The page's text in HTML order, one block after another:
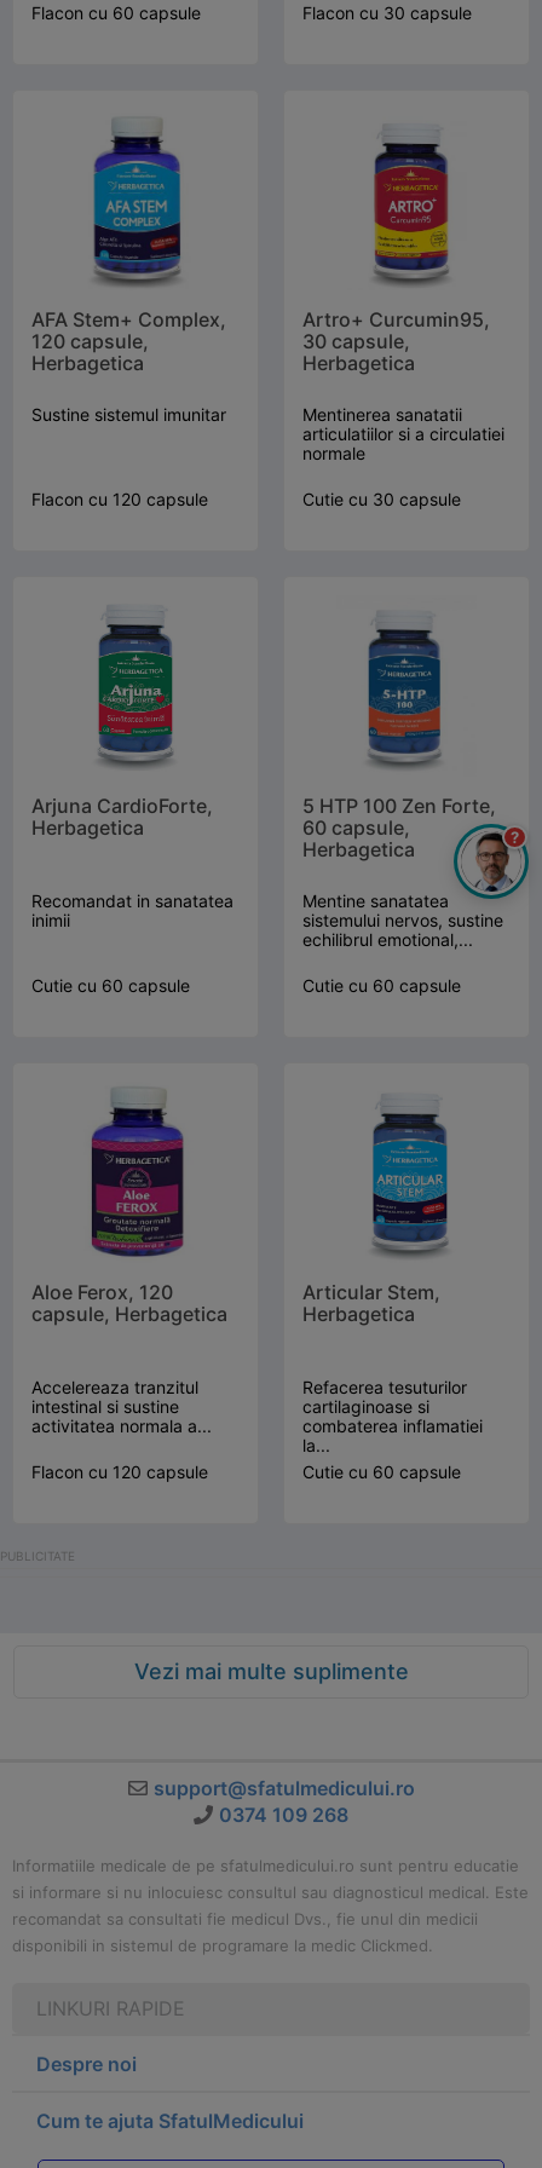
Flacon cu 60 capsule Flacon cu 30 capsule
AFA Stem+ Complex,
120 capsule,
Herbagetica
Sustine sistemul imunitar
Flacon cu 120 capsule
Artro+ Curcumin95,
30 capsule,
Herbagetica
Mentinerea sanatatii
articulatiilor si a circulatiei
normale
Cutie cu 30 capsule
Arjuna CardioForte,
Herbagetica
Recomandat in sanatatea
inimii
Cutie cu 60 capsule
5 HTP 100 Zen Forte,
60 capsule,
Herbagetica
Mentine sanatatea
sistemului nervos, sustine
echilibrul emotional,...
Cutie cu 60 capsule
Aloe Ferox, 120
capsule, Herbagetica
Accelereaza tranzitul
intestinal si sustine
activitatea normala a...
Flacon cu 120 capsule
Articular Stem,
Herbagetica
Refacerea tesuturilor
cartilaginoase si
combaterea inflamatiei
la...
Cutie cu 60 capsule
Vezi mai multe suplimente
support@sfatulmedicului.ro
0374 109 268
Informatiile medicale de pe sfatulmedicului.ro sunt pentru educatie
si informare si nu inlocuiesc consultul sau diagnosticul medical. Este
recomandat sa consultati fie medicul Dvs., fie unul din medicii
disponibili in sistemul de programare la medic Clickmed.
LINKURI RAPIDE
Despre noi
Cum te ajuta SfatulMedicului
?